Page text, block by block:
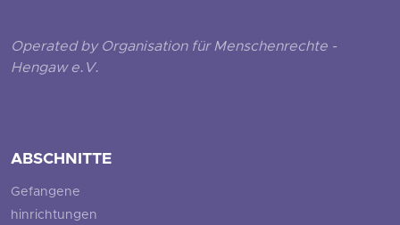
Operated by Organisation für Menschenrechte -
Hengaw e.V.
ABSCHNITTE
Gefangene
hinrichtungen